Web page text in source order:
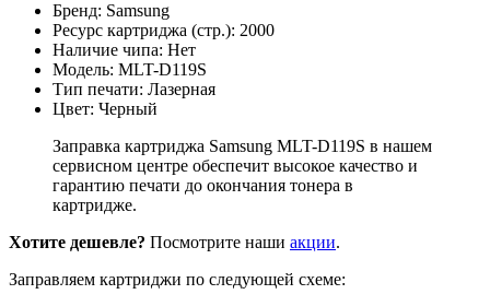
Бренд: Samsung
Ресурс картриджа (стр.): 2000
Наличие чипа: Нет
Модель: MLT-D119S
Тип печати: Лазерная
Цвет: Черный
Заправка картриджа Samsung MLT-D119S в нашем
сервисном центре обеспечит высокое качество и
гарантию печати до окончания тонера в
картридже.
Хотите дешевле? Посмотрите наши акции.
Заправляем картриджи по следующей схеме: